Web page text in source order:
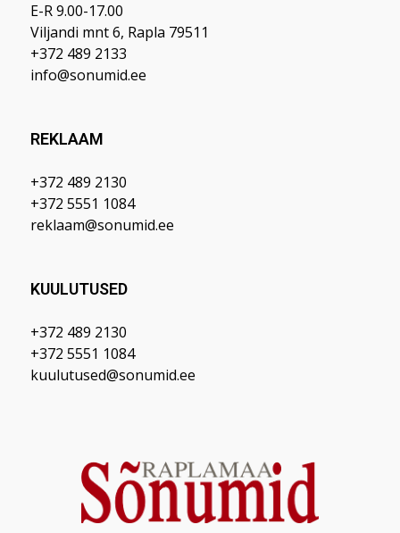
E-R 9.00-17.00
Viljandi mnt 6, Rapla 79511
+372 489 2133
info@sonumid.ee
REKLAAM
+372 489 2130
+372 5551 1084
reklaam@sonumid.ee
KUULUTUSED
+372 489 2130
+372 5551 1084
kuulutused@sonumid.ee